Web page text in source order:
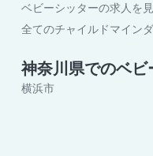
ベビーシッターの求人を
全てのチャイルドマイン
神奈川県でのベ
横浜市